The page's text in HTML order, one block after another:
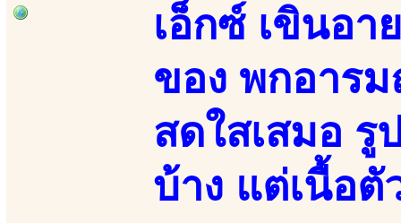
เอ็กซ์ เขินอ
ของ พกอาร
สดใสเสมอ
บ้าง แต่เนื้อตั